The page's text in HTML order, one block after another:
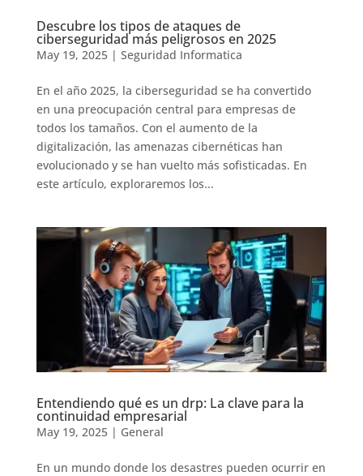
Descubre los tipos de ataques de
ciberseguridad más peligrosos en 2025
May 19, 2025| Seguridad Informatica
En el año 2025, la ciberseguridad se ha convertido
en una preocupación central para empresas de
todos los tamaños. Con el aumento de la
digitalización, las amenazas cibernéticas han
evolucionado y se han vuelto más sofisticadas. En
este artículo, exploraremos los...
Entendiendo qué es un drp: La clave para la
continuidad empresarial
May 19, 2025| General
En un mundo donde los desastres pueden ocurrir en